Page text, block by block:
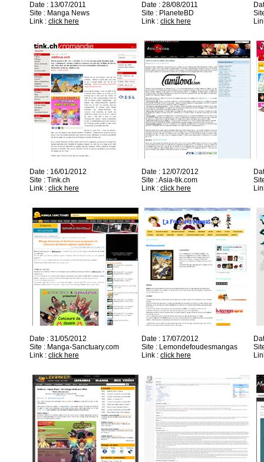
Date : 13/07/2011
Site : Manga News
Link : click here
Date : 28/08/2011
Site : PlaneteBD
Link : click here
Date : 16/01/2012
Site : Tink.ch
Link : click here
Date : 12/07/2012
Site : Asia-tik.com
Link : click here
Date : 31/05/2012
Site : Manga-Sanctuary.com
Link : click here
Date : 17/07/2012
Site : Lemondefoudesmangas
Link : click here